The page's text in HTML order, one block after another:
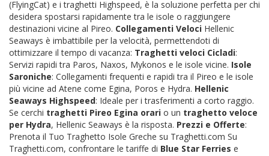
(FlyingCat) e i traghetti Highspeed, è la soluzione perfetta per chi
desidera spostarsi rapidamente tra le isole o raggiungere
destinazioni vicine al Pireo. Collegamenti Veloci Hellenic
Seaways è imbattibile per la velocità, permettendoti di
ottimizzare il tempo di vacanza: Traghetti veloci Cicladi:
Servizi rapidi tra Paros, Naxos, Mykonos e le isole vicine. Isole
Saroniche: Collegamenti frequenti e rapidi tra il Pireo e le isole
più vicine ad Atene come Egina, Poros e Hydra. Hellenic
Seaways Highspeed: Ideale per i trasferimenti a corto raggio.
Se cerchi traghetti Pireo Egina orari o un traghetto veloce
per Hydra, Hellenic Seaways è la risposta. Prezzi e Offerte:
Prenota il Tuo Traghetto Isole Greche su Traghetti.com Su
Traghetti.com, confrontare le tariffe di Blue Star Ferries e